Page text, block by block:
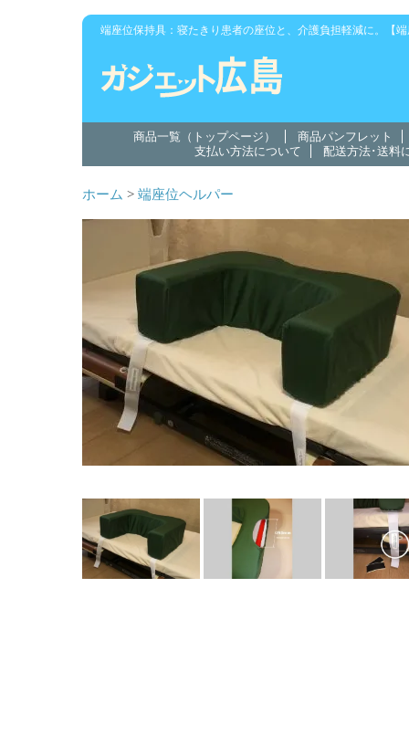
端座位保持具：寝たきり患者の座位と、介護負担軽減に。【
商品一覧（トップページ）
商品パンフレット
支払い方法について
配送方法･送料
ホーム > 端座位ヘルパー